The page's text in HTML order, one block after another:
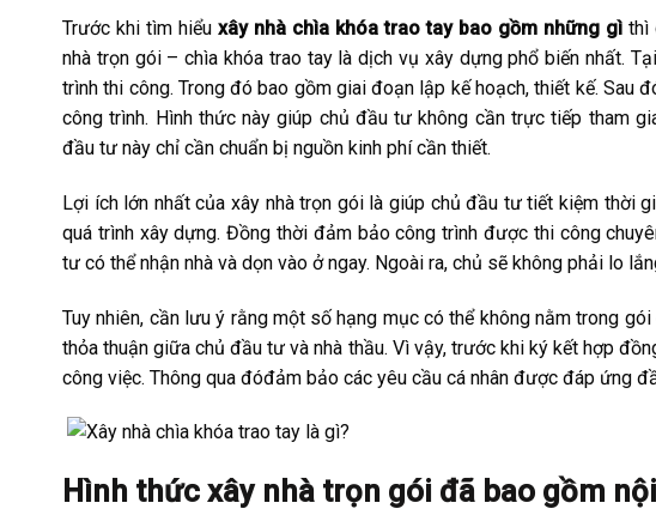
Trước khi tìm hiểu xây nhà chìa khóa trao tay bao gồm những gìthì
nhà trọn gói – chìa khóa trao tay là dịch vụ xây dựng phổ biến nhất.
trình thi công. Trong đó bao gồm giai đoạn lập kế hoạch, thiết kế. Sau
công trình. Hình thức này giúp chủ đầu tư không cần trực tiếp tham
đầu tư này chỉ cần chuẩn bị nguồn kinh phí cần thiết.
Lợi ích lớn nhất của xây nhà trọn gói là giúp chủ đầu tư tiết kiệm thời
quá trình xây dựng. Đồng thời đảm bảo công trình được thi công
tư có thể nhận nhà và dọn vào ở ngay. Ngoài ra, chủ sẽ không phải lo
Tuy nhiên, cần lưu ý rằng một số hạng mục có thể không nằm trong
thỏa thuận giữa chủ đầu tư và nhà thầu. Vì vậy, trước khi ký kết hợp
công việc. Thông qua đóđảm bảo các yêu cầu cá nhân được đáp ứng
Hình thức xây nhà trọn gói đã bao gồm